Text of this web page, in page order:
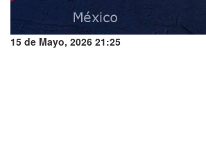
15 de Mayo, 2026 21:25